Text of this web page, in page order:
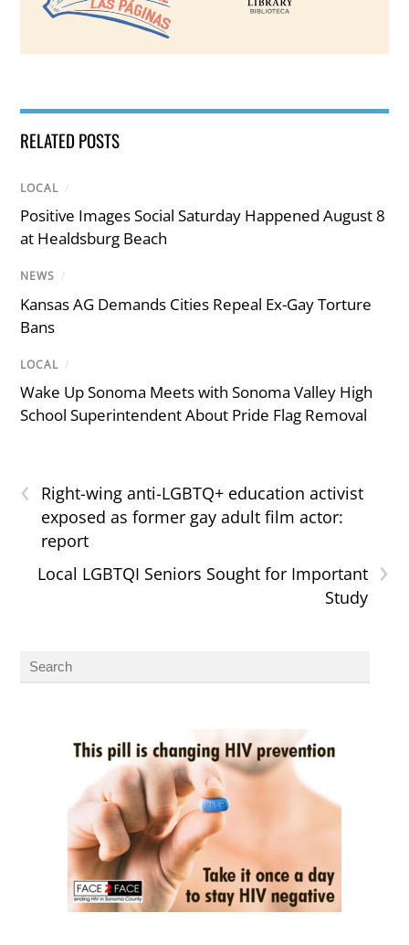
RELATED POSTS
LOCAL /
Positive Images Social Saturday Happened August 8
at Healdsburg Beach
NEWS /
Kansas AG Demands Cities Repeal Ex-Gay Torture
Bans
LOCAL /
Wake Up Sonoma Meets with Sonoma Valley High
School Superintendent About Pride Flag Removal
‹
Right-wing anti-LGBTQ+ education activist
exposed as former gay adult film actor:
report
›
Local LGBTQI Seniors Sought for Important
Study